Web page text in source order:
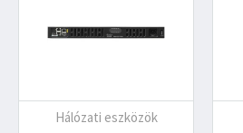
Hálózati eszközök